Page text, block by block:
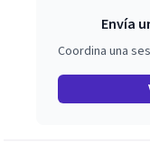
Envía
Coordina una